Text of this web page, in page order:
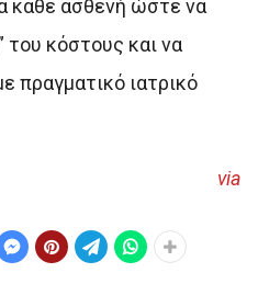
κάθε ασθενή ώστε να
του κόστους και να
πραγματικό ιατρικό
via